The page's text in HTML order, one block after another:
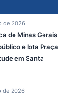
de 2026
de Minas Gerais
e lota Praça
em Santa
de 2026